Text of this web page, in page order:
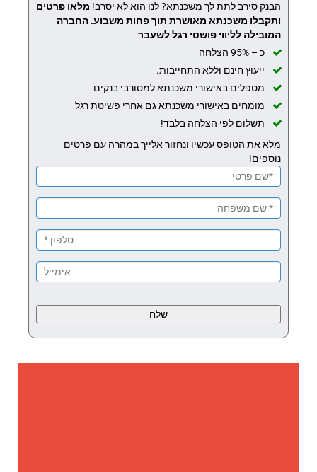
הבנק סירב לתת לך משכנתא? לנו הוא לא יסרב! מלאו פרטים
ותקבלו משכנתא מאושרת תוך פחות משבוע. החברה
המובילה לליווי פושטי רגל לשעבר
כ – 95% הצלחה
ייעוץ חינם וללא התחייבות.
מטפלים באישורי משכנתא למסורבי בנקים
מומחים באישורי משכנתא גם אחרי פשיטת רגל
תשלום לפי הצלחה בלבד!
מלא את הטופס עכשיו ונחזור אלייך במהרה עם פרטים
נוספים!